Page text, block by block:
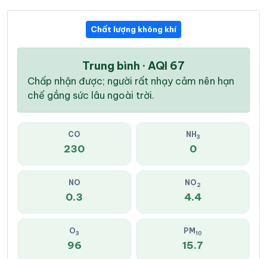
Chất lượng không khí
Trung bình · AQI 67
Chấp nhận được; người rất nhạy cảm nên hạn
chế gắng sức lâu ngoài trời.
CO
230
NH 3
0
NO
0.3
NO2
4.4
O3
96
PM 10
15.7